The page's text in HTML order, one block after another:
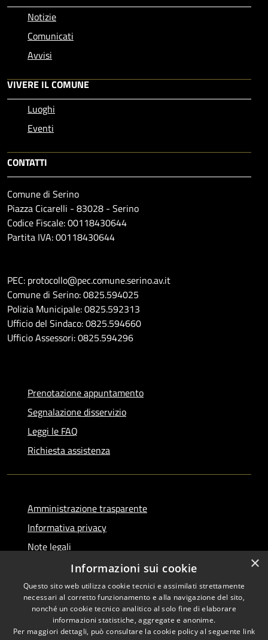
Notizie
Comunicati
Avvisi
VIVERE IL COMUNE
Luoghi
Eventi
CONTATTI
Comune di Serino
Piazza Cicarelli - 83028 - Serino
Codice Fiscale: 00118430644
Partita IVA: 00118430644
PEC: protocollo@pec.comune.serino.av.it
Comune di Serino: 0825.594025
Polizia Municipale: 0825.592313
Ufficio del Sindaco: 0825.594660
Ufficio Assessori: 0825.594296
Prenotazione appuntamento
Segnalazione disservizio
Leggi le FAQ
Richiesta assistenza
Amministrazione trasparente
Informativa privacy
Note legali
Dichiarazione di accessibilità
RSS
Copyright © 2026 • Comune di
×
Informazioni sui cookie
Questo sito web utilizza cookie tecnici e assimilati strettamente
necessari al corretto funzionamento e alla navigazione del sito,
nonché un cookie tecnico analitico al solo fine di elaborare
informazioni statistiche, aggregate e anonime.
Per maggiori dettagli, può consultare la cookie policy al seguente link